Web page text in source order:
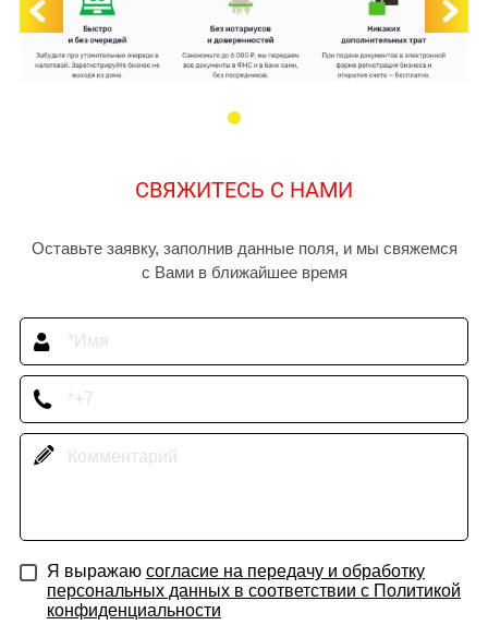
СВЯЖИТЕСЬ С НАМИ
Оставьте заявку, заполнив данные поля, и мы свяжемся
с Вами в ближайшее время
Я выражаю согласие на передачу и обработку
персональных данных в соответствии с Политикой
конфиденциальности